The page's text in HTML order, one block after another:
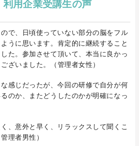
利用企業受講生の声
で、日頃使っていない部分の脳をフル
うに思います。肯定的に継続すること
た。参加させて頂いて、本当に良かっ
ざいました。（管理者女性）
感じだったが、今回の研修で自分が何
のか、またどうしたのかが明確になっ
、意外と早く、リラックスして聞くこ
理者男性）